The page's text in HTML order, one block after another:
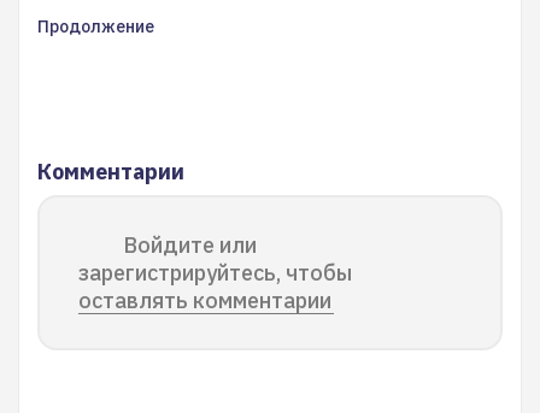
Продолжение
Комментарии
Войдите или
зарегистрируйтесь, чтобы
оставлять комментарии